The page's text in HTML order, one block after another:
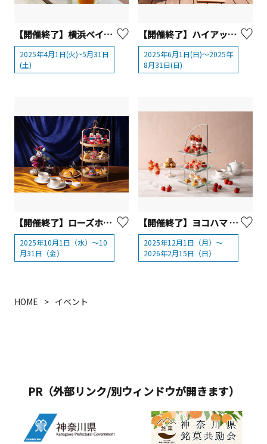
【開催終了】横浜ベイシェラトン ホテル＆タワーズ アフタヌーンティーセット～メロン＆シトラス～
2025年4月1日(火)~5月31日
(土)
【開催終了】ハイアット リージェンシー 箱根 リゾート＆スパ 夏のアフタヌーンティー
2025年6月1日(日)〜2025年
8月31日(日)
【開催終了】ローズホテル横浜『ハロウィンアフタヌーンティー』
2025年10月1日（水）～10
月31日（金）
【開催終了】ヨコハマ グランド インターコンチネンタル ホテル「いちごとルビーショコラのアフタヌーンティー」
2025年12月1日（月）～
2026年2月15日（日）
HOME イベント
PR（外部リンク/別ウィンドウが開きます）